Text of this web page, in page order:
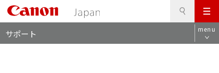
メ
ニ
ュ
サポート menu